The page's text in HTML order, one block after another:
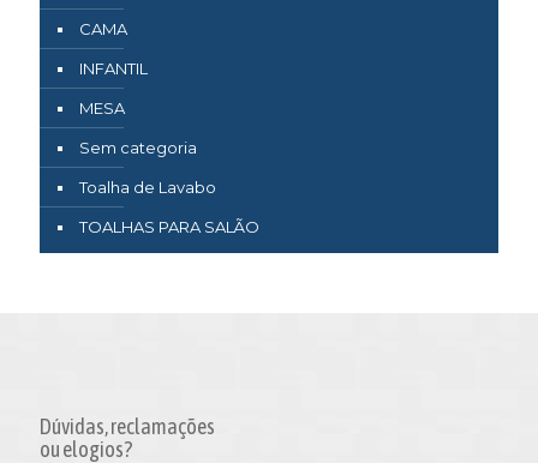
CAMA
INFANTIL
MESA
Sem categoria
Toalha de Lavabo
TOALHAS PARA SALÃO
Dúvidas, reclamações
ou elogios?